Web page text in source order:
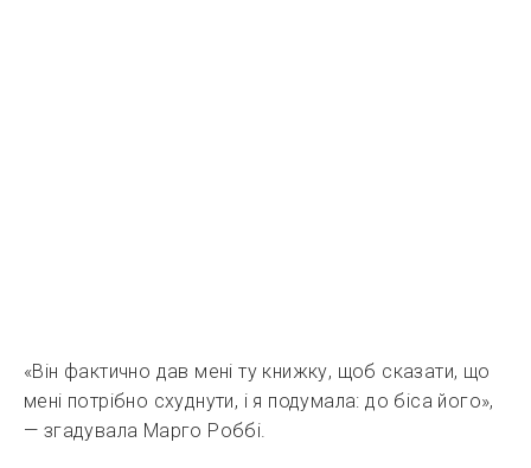
«Він фактично дав мені ту книжку, щоб сказати, що
мені потрібно схуднути, і я подумала: до біса його»,
— згадувала Марго Роббі.